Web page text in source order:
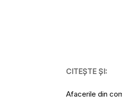
CITEȘTE ȘI:
Afacerile din